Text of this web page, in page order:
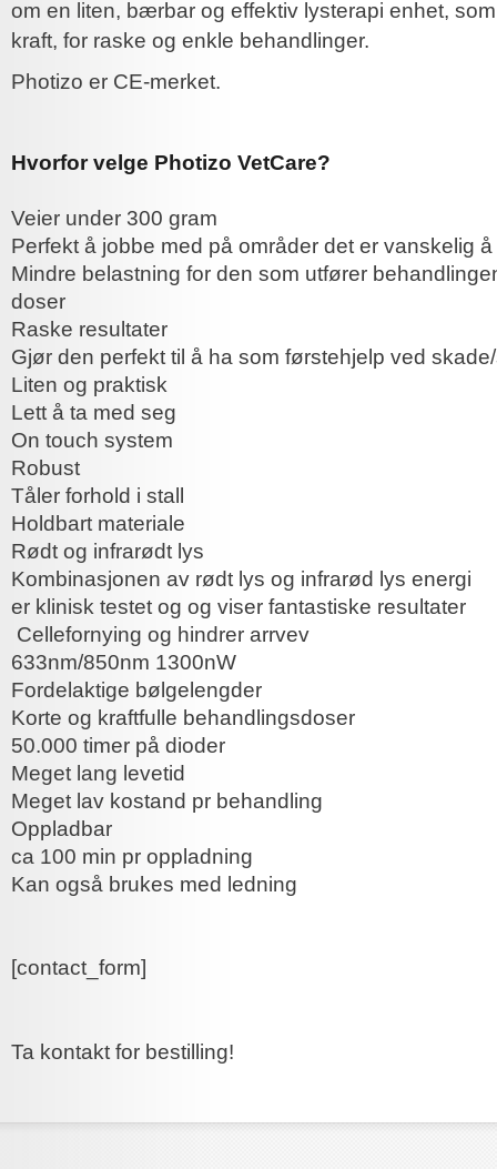
om en liten, bærbar og effektiv lysterapi enhet,
kraft, for raske og enkle behandlinger.
Photizo er CE-merket.
Hvorfor velge Photizo VetCare?
Veier under 300 gram
Perfekt å jobbe med på områder det er
Mindre belastning for den som utfører
doser
Raske resultater
Gjør den perfekt til å ha som førstehjelp ved
Liten og praktisk
Lett å ta med seg
On touch system
Robust
Tåler forhold i stall
Holdbart materiale
Rødt og infrarødt lys
Kombinasjonen av rødt lys og infrarød lys energi
er klinisk testet og og viser fantastiske resultater
Cellefornying og hindrer arrvev
633nm/850nm 1300nW
Fordelaktige bølgelengder
Korte og kraftfulle behandlingsdoser
50.000 timer på dioder
Meget lang levetid
Meget lav kostand pr behandling
Oppladbar
ca 100 min pr oppladning
Kan også brukes med ledning
[contact_form]
Ta kontakt for bestilling!